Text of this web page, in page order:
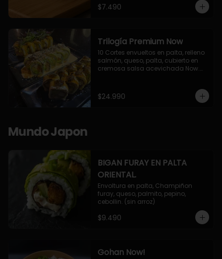
$7.490
Trilogía Premium Now
10 Cortes envueltos en palta, relleno
salmón, queso, palta, cubierto en
cremosa salsa acevichada Now.
palta, cubierto con topping de
chimichurri de la casa flambeado.
$24.990
Mundo Japon
BIGAN FURAY EN PALTA
ORIENTAL.
Envoltura en palta, Champiñon
furay, queso, palmito, pepino,
cebollin. (sin arroz)
$9.490
Gohan Now!